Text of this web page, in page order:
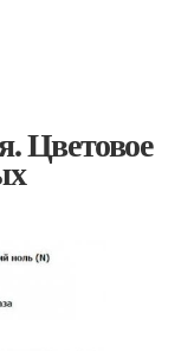
Цветовое